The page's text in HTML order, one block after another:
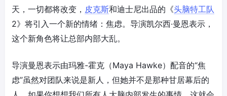
天，一切都将改变， 皮克斯和迪士尼出品的《头脑特工队
2》将引入一个新的情绪：焦虑。导演凯尔西·曼恩表示，
这个新角色将让总部内部大乱。
导演曼恩表示由玛雅-霍克（Maya Hawke）配音的“焦
虑”虽然对团队来说是新人，但她并不是那种甘居幕后的